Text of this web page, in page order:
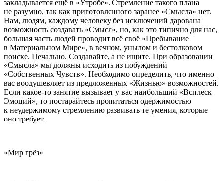
закладывается ещё в «Утробе». Стремление такого плана
не разумно, так как приготовленного заранее «Смысла» нет.
Нам, людям, каждому человеку без исключений дарована
возможность создавать «Смысл», но, как это типично для нас,
большая часть людей проводит всё своё «Пребывание
в Материальном Мире», в вечном, унылом и бестолковом
поиске. Печально. Создавайте, а не ищите. При образовании
«Смысла» мы должны исходить из побуждений
«Собственных Чувств». Необходимо определить, что именно
вас воодушевляет из предложенных «Жизнью» возможностей.
Если какое-то занятие вызывает у вас наибольший «Всплеск
Эмоций», то постарайтесь пропитаться одержимостью
к неудержимому стремлению развивать те умения, которые
оно требует.
«Мир грёз»